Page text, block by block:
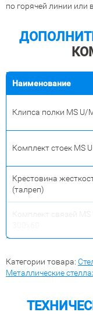
по горячей линии или
Наименование
Клипса полки MS U/
Комплект стоек MS
Крестовина
(талреп)
Комплект связей
Категории товара:
Металлические